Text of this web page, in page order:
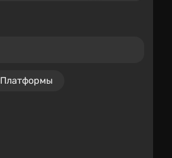
Платформы